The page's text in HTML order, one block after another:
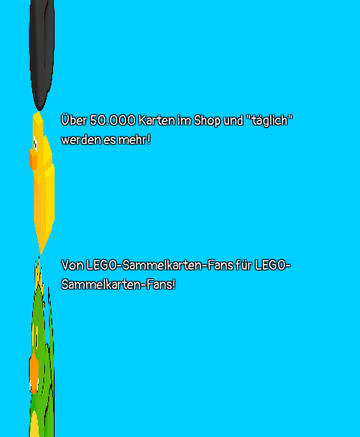
Über 50.000 Karten im Shop und "täglich"
werden es mehr!
Von LEGO-Sammelkarten-Fans für LEGO-
Sammelkarten-Fans!